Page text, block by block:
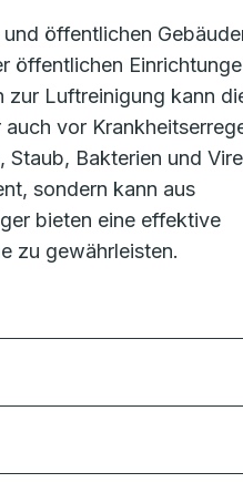
öffentlichen
öffentlichen
zur Luftreinigung kann
vor
Bakterien und
sondern kann aus
bieten eine effektive
zu gewährleisten.